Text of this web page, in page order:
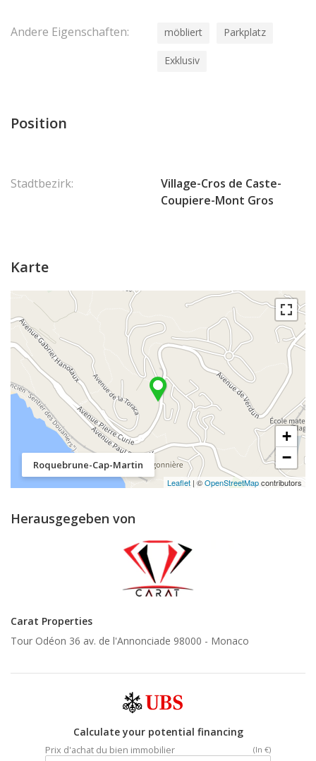
Andere Eigenschaften: möbliert Parkplatz
Exklusiv
Position
Stadtbezirk:
Village-Cros de Caste-
Coupiere-Mont Gros
Karte
Roquebrune-Cap-Martin
+
−
Leaflet | ©OpenStreetMapcontributors
Herausgegeben von
Carat Properties
Tour Odéon 36 av. de l'Annonciade 98000 - Monaco
Calculate your potential financing
Prix d'achat du bien immobilier (In €)